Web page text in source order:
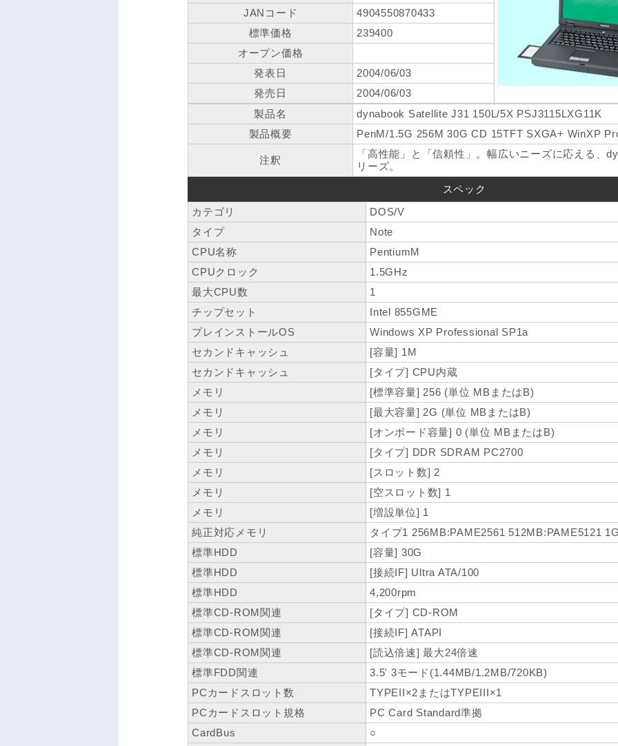
JANコード
4904550870433
標準価格
239400
オープン価格
発表日
2004/06/03
発売日
2004/06/03
製品名
dynabook Satellite J31 150L/5X PSJ3115LXG11K
製品概要
PenM/1.5G 256M 30G CD 15TFT SXGA+ WinXP
注釈
「高性能」と「信頼性」。幅広いニーズに応える、
リーズ。
スペック
カテゴリ
DOS/V
タイプ
Note
CPU名称
PentiumM
CPUクロック
1.5GHz
最大CPU数
1
チップセット
Intel 855GME
プレインストールOS
Windows XP Professional SP1a
セカンドキャッシュ
[容量] 1M
セカンドキャッシュ
[タイプ] CPU内蔵
メモリ
[標準容量] 256 (単位 MBまたはB)
メモリ
[最大容量] 2G (単位 MBまたはB)
メモリ
[オンボード容量] 0 (単位 MBまたはB)
メモリ
[タイプ] DDR SDRAM PC2700
メモリ
[スロット数] 2
メモリ
[空スロット数] 1
メモリ
[増設単位] 1
純正対応メモリ
タイプ1 256MB:PAME2561 512MB:PAME5121
標準HDD
[容量] 30G
標準HDD
[接続IF] Ultra ATA/100
標準HDD
4,200rpm
標準CD-ROM関連
[タイプ] CD-ROM
標準CD-ROM関連
[接続IF] ATAPI
標準CD-ROM関連
[読込倍速] 最大24倍速
標準FDD関連
3.5' 3モード(1.44MB/1.2MB/720KB)
PCカードスロット数
TYPEII×2またはTYPEIII×1
PCカードスロット規格
PC Card Standard準拠
CardBus
○